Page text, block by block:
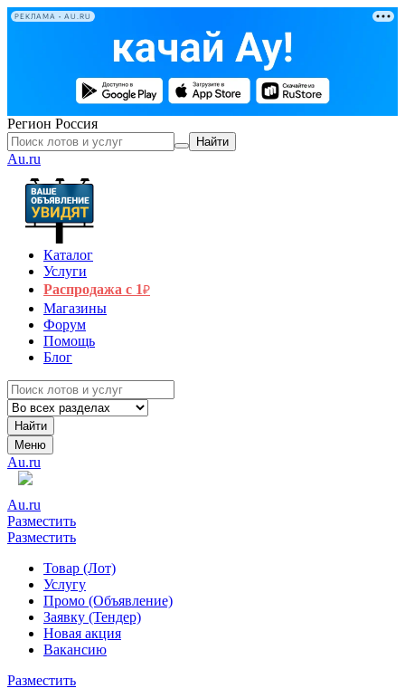
РЕКЛАМА • AU.RU
Регион Россия
Найти
Au.ru
Каталог
Услуги
Распродажа с 1₽
Магазины
Форум
Помощь
Блог
Найти
Меню
Au.ru
Au.ru
Разместить
Разместить
Товар (Лот)
Услугу
Промо (Объявление)
Заявку (Тендер)
Новая акция
Вакансию
Разместить